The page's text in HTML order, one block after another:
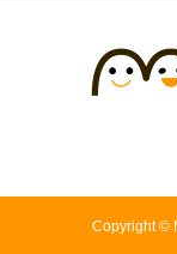
Copyright ©
シェアする